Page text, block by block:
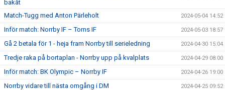
bakåt
Match-Tugg med Anton Pärleholt 2024-05-04 14:52
Inför match: Norrby IF – Torns IF 2024-05-03 18:57
Gå 2 betala för 1 - heja fram Norrby till serieledning 2024-04-30 15:04
Tredje raka på bortaplan - Norrby upp på kvalplats 2024-04-29 08:00
Inför match: BK Olympic – Norrby IF 2024-04-26 19:00
Norrby vidare till nästa omgång i DM 2024-04-25 09:52